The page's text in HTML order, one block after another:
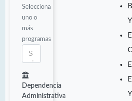
Selecciona
uno o
más
programas
Dependencia
Administrativa